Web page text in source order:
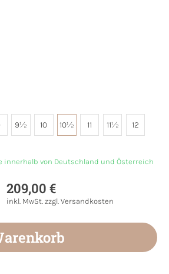
9½ 10 10½ 11 11½ 12
innerhalb von Deutschland und Österreich
gewünschten Wert ein
209,00 €
inkl. MwSt. zzgl. Versandkosten